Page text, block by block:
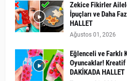
Zekice Fikirler
İpuçları ve Daha
HALLET
Ağustos 01, 2026
Eğlenceli ve Farklı
Oyuncaklar! Kreatif
DAKİKADA HALLET